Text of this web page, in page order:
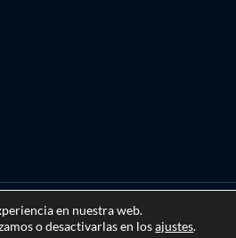
en nuestra web.
o desactivarlas en losajustes.